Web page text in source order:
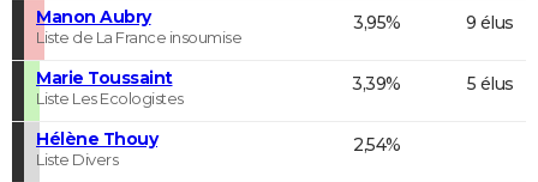
Manon Aubry
Liste de La France insoumise
3,95% 9 élus
Marie Toussaint
Liste Les Ecologistes
3,39% 5 élus
Hélène Thouy
Liste Divers
2,54%